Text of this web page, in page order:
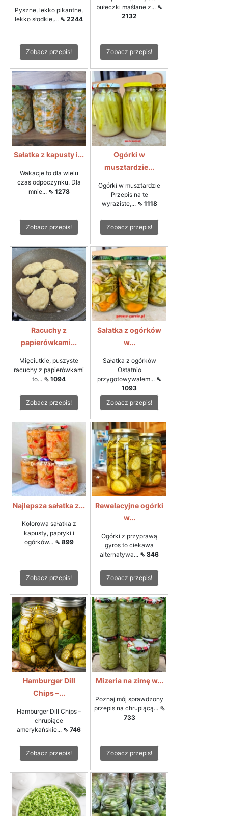
Pyszne, lekko pikantne,
lekko słodkie,... ⇖ 2244
Zobacz przepis!
bułeczki maślane z... ⇖
2132
Zobacz przepis!
Sałatka z kapusty i...
Wakacje to dla wielu
czas odpoczynku. Dla
mnie... ⇖ 1278
Zobacz przepis!
Ogórki w
musztardzie...
Ogórki w musztardzie
Przepis na te
wyraziste,... ⇖ 1118
Zobacz przepis!
Racuchy z
papierówkami...
Mięciutkie, puszyste
racuchy z papierówkami
to... ⇖ 1094
Zobacz przepis!
Sałatka z ogórków
w...
Sałatka z ogórków
Ostatnio
przygotowywałem... ⇖
1093
Zobacz przepis!
Najlepsza sałatka z...
Kolorowa sałatka z
kapusty, papryki i
ogórków... ⇖ 899
Zobacz przepis!
Rewelacyjne ogórki
w...
Ogórki z przyprawą
gyros to ciekawa
alternatywa... ⇖ 846
Zobacz przepis!
Hamburger Dill
Chips –...
Hamburger Dill Chips –
chrupiące
amerykańskie... ⇖ 746
Zobacz przepis!
Mizeria na zimę w...
Poznaj mój sprawdzony
przepis na chrupiącą... ⇖
733
Zobacz przepis!